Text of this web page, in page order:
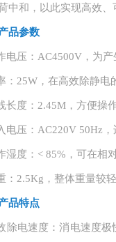
中和，以此实现高效
品参数
电压： AC4500V，为
： 25W，在高效除静电
长度： 2.45M，方便操
电压： AC220V 50Hz
湿度： < 85%，可在相
： 2.5Kg，整体重量较
品特点
除电速度：消电速度极